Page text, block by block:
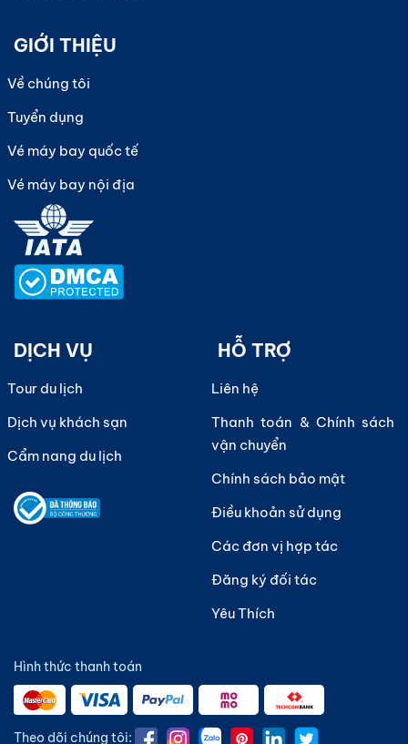
GIỚI THIỆU
Về chúng tôi
Tuyển dụng
Vé máy bay quốc tế
Vé máy bay nội địa
DỊCH VỤ
Tour du lịch
Dịch vụ khách sạn
Cẩm nang du lịch
HỖ TRỢ
Liên hệ
Thanh toán & Chính sách
vận chuyển
Chính sách bảo mật
Điều khoản sử dụng
Các đơn vị hợp tác
Đăng ký đối tác
Yêu Thích
Hình thức thanh toán
Theo dõi chúng tôi: